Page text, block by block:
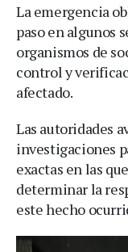
La emergencia
paso en algunos
organismos de
control y
afectado.
Las autoridades
investigaciones
exactas en las
determinar la
este hecho